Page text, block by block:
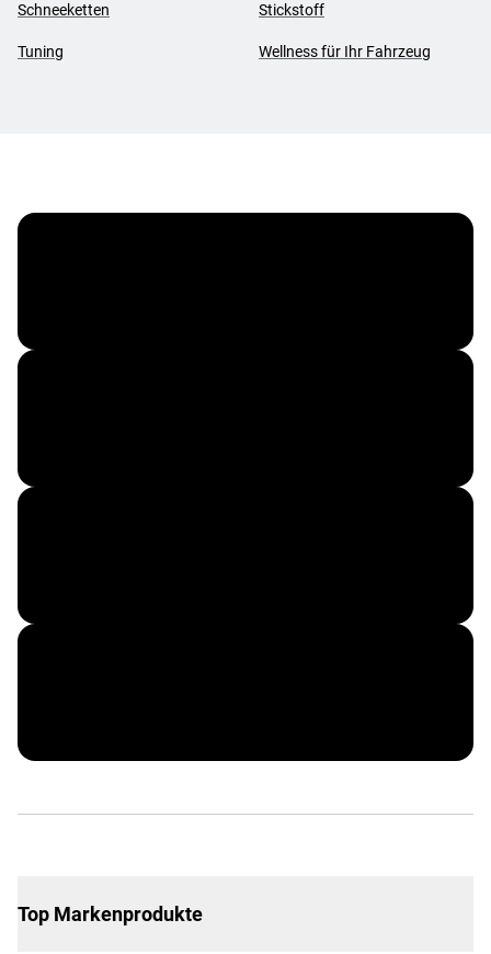
Schneeketten Stickstoff
Tuning Wellness für Ihr Fahrzeug
Top Markenprodukte